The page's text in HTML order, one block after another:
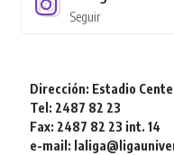
Seguir
Dirección: Estadio
Tel: 2487 82 23
Fax: 2487 82 23 int. 14
e-mail: